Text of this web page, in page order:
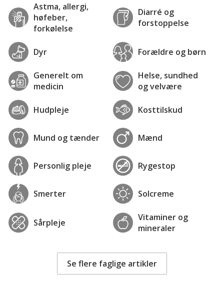
Astma, allergi,
høfeber,
forkølelse
Diarré og
forstoppelse
Dyr Forældre og børn
Generelt om
medicin
Helse, sundhed
og velvære
Hudpleje Kosttilskud
Mund og tænder Mænd
Personlig pleje Rygestop
Smerter Solcreme
Sårpleje
Vitaminer og
mineraler
Se flere faglige artikler